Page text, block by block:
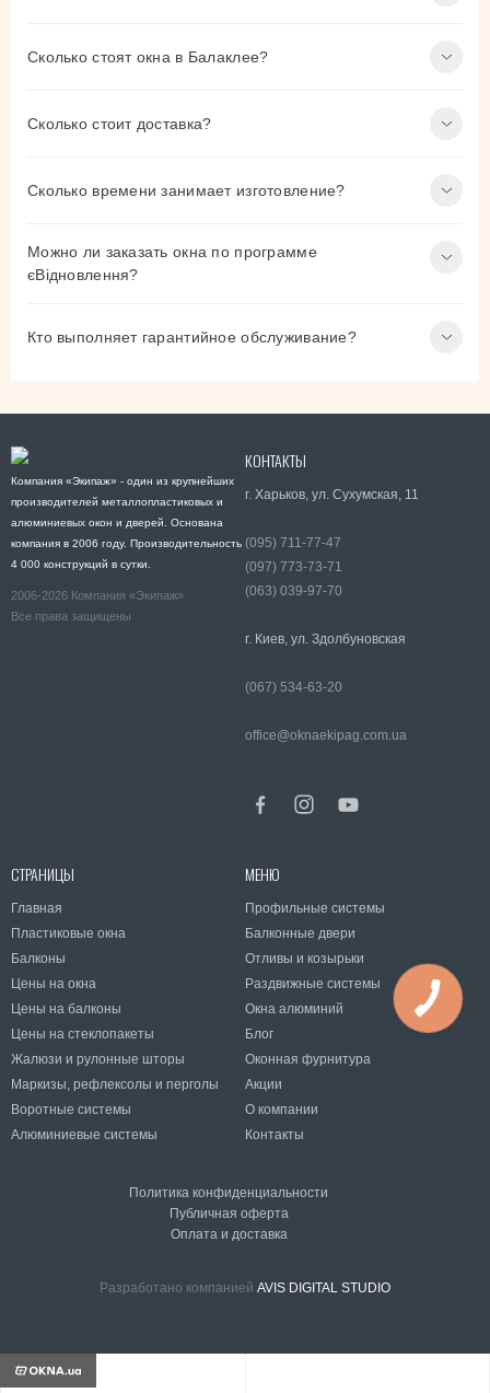
Сколько стоят окна в Балаклее?
Сколько стоит доставка?
Сколько времени занимает изготовление?
Можно ли заказать окна по программе
єВідновлення?
Кто выполняет гарантийное обслуживание?
Компания «Экипаж» - один из крупнейших
производителей металлопластиковых и
алюминиевых окон и дверей. Основана
компания в 2006 году. Производительность
4 000 конструкций в сутки.
2006-2026 Компания «Экипаж»
Все права защищены
СТРАНИЦЫ
Главная
Пластиковые окна
Балконы
Цены на окна
Цены на балконы
Цены на стеклопакеты
Жалюзи и рулонные шторы
Маркизы, рефлексолы и перголы
Воротные системы
Алюминиевые системы
МЕНЮ
Профильные системы
Балконные двери
Отливы и козырьки
Раздвижные системы
Окна алюминий
Блог
Оконная фурнитура
Акции
О компании
Контакты
КОНТАКТЫ
г. Харьков, ул. Сухумская, 11
(095) 711-77-47
(097) 773-73-71
(063) 039-97-70
г. Киев, ул. Здолбуновская
(067) 534-63-20
office@oknaekipag.com.ua
Политика конфиденциальности
Публичная оферта
Оплата и доставка
Разработано компанией AVIS DIGITAL STUDIO